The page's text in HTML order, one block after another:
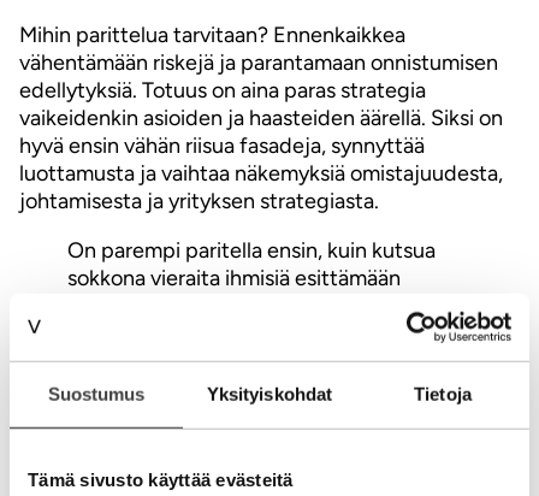
Suostumus Yksityiskohdat Tietoja
Tämä sivusto käyttää evästeitä
Mihin parittelua tarvitaan? Ennenkaikkea
vähentämään riskejä ja parantamaan onnistumisen
edellytyksiä. Totuus on aina paras strategia
vaikeidenkin asioiden ja haasteiden äärellä. Siksi on
hyvä ensin vähän riisua fasadeja, synnyttää
luottamusta ja vaihtaa näkemyksiä omistajuudesta,
johtamisesta ja yrityksen strategiasta.
On parempi paritella ensin, kuin kutsua
sokkona vieraita ihmisiä esittämään
yhteinen ajattelu ja tulokset paranevat ajan kanssa.
Siksi hallituksen valitsemiseen kannattaa käyttää
henkilöiden kanssa. Ehkä valitsemisen